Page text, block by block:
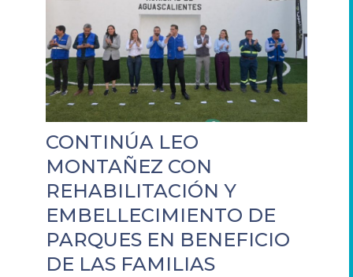
CONTINÚA LEO
MONTAÑEZ CON
REHABILITACIÓN Y
EMBELLECIMIENTO DE
PARQUES EN BENEFICIO
DE LAS FAMILIAS